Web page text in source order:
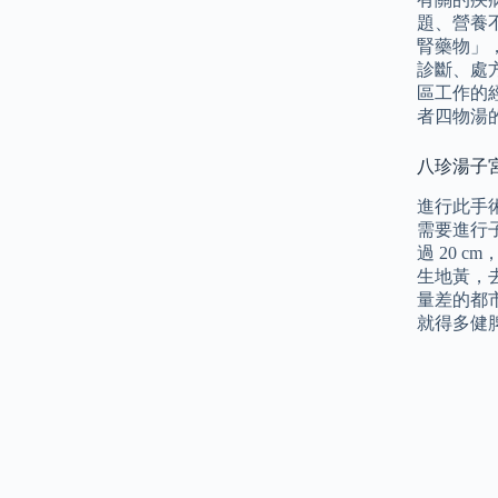
題、營養
腎藥物」
診斷、處
區工作的
者四物湯
八珍湯子
進行此手
需要進行
過 20 cm
生地黃，
量差的都
就得多健